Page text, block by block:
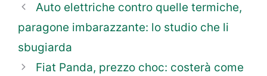
Auto elettriche contro quelle termiche,
paragone imbarazzante: lo studio che li
sbugiarda
Fiat Panda, prezzo choc: costerà come